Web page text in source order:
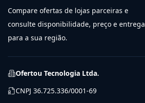
Compare ofertas de lojas parceiras e
consulte disponibilidade, preço e entrega
para a sua região.
Ofertou Tecnologia Ltda.
CNPJ 36.725.336/0001-69